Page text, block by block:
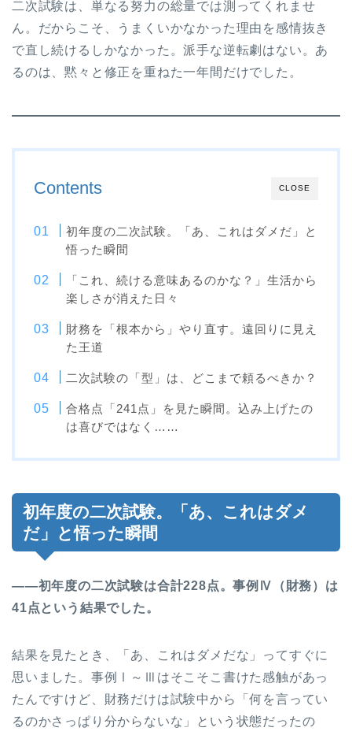
二次試験は、単なる努力の総量では測ってくれませ
ん。だからこそ、うまくいかなかった理由を感情抜き
で直し続けるしかなかった。派手な逆転劇はない。あ
るのは、黙々と修正を重ねた一年間だけでした。
CLOSE
Contents
初年度の二次試験。「あ、これはダメだ」と
悟った瞬間
「これ、続ける意味あるのかな？」生活から
楽しさが消えた日々
財務を「根本から」やり直す。遠回りに見え
た王道
二次試験の「型」は、どこまで頼るべきか？
合格点「241点」を見た瞬間。込み上げたの
は喜びではなく……
初年度の二次試験。「あ、これはダメ
だ」と悟った瞬間
――初年度の二次試験は合計228点。事例Ⅳ（財務）は
41点という結果でした。
結果を見たとき、「あ、これはダメだな」ってすぐに
思いました。事例Ⅰ～Ⅲはそこそこ書けた感触があっ
たんですけど、財務だけは試験中から「何を言ってい
るのかさっぱり分からないな」という状態だったの